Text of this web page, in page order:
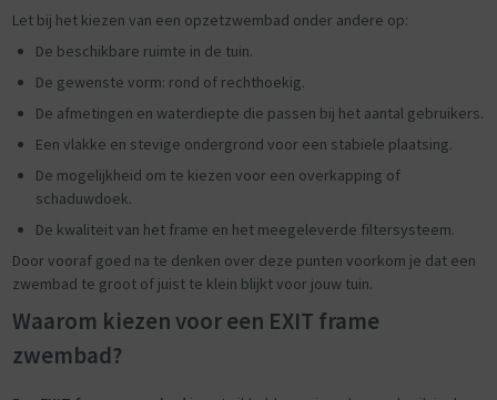
Let bij het kiezen van een opzetzwembad onder andere op:
De beschikbare ruimte in de tuin.
De gewenste vorm: rond of rechthoekig.
De afmetingen en waterdiepte die passen bij het aantal gebruikers.
Een vlakke en stevige ondergrond voor een stabiele plaatsing.
De mogelijkheid om te kiezen voor een overkapping of
schaduwdoek.
De kwaliteit van het frame en het meegeleverde filtersysteem.
Door vooraf goed na te denken over deze punten voorkom je dat een
zwembad te groot of juist te klein blijkt voor jouw tuin.
Waarom kiezen voor een EXIT frame
zwembad?